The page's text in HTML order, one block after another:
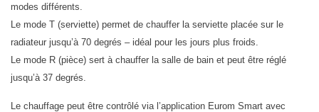
modes différents.
Le mode T (serviette) permet de chauffer la serviette placée sur le
radiateur jusqu’à 70 degrés – idéal pour les jours plus froids.
Le mode R (pièce) sert à chauffer la salle de bain et peut être réglé
jusqu’à 37 degrés.
Le chauffage peut être contrôlé via l’application Eurom Smart avec